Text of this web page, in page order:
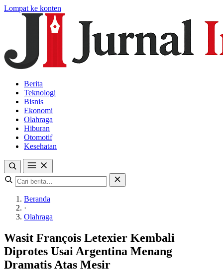
Lompat ke konten
Berita
Teknologi
Bisnis
Ekonomi
Olahraga
Hiburan
Otomotif
Kesehatan
Beranda
·
Olahraga
Wasit François Letexier Kembali
Diprotes Usai Argentina Menang
Dramatis Atas Mesir